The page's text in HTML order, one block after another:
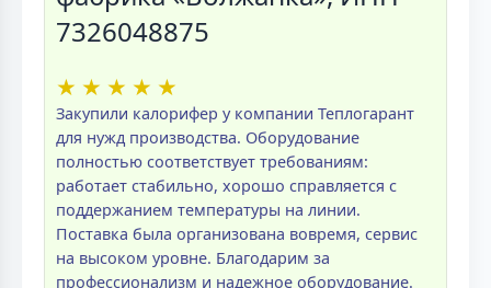
7326048875
★ ★ ★ ★ ★
Закупили калорифер у компании Теплогарант
для нужд производства. Оборудование
полностью соответствует требованиям:
работает стабильно, хорошо справляется с
поддержанием температуры на линии.
Поставка была организована вовремя, сервис
на высоком уровне. Благодарим за
профессионализм и надежное оборудование.